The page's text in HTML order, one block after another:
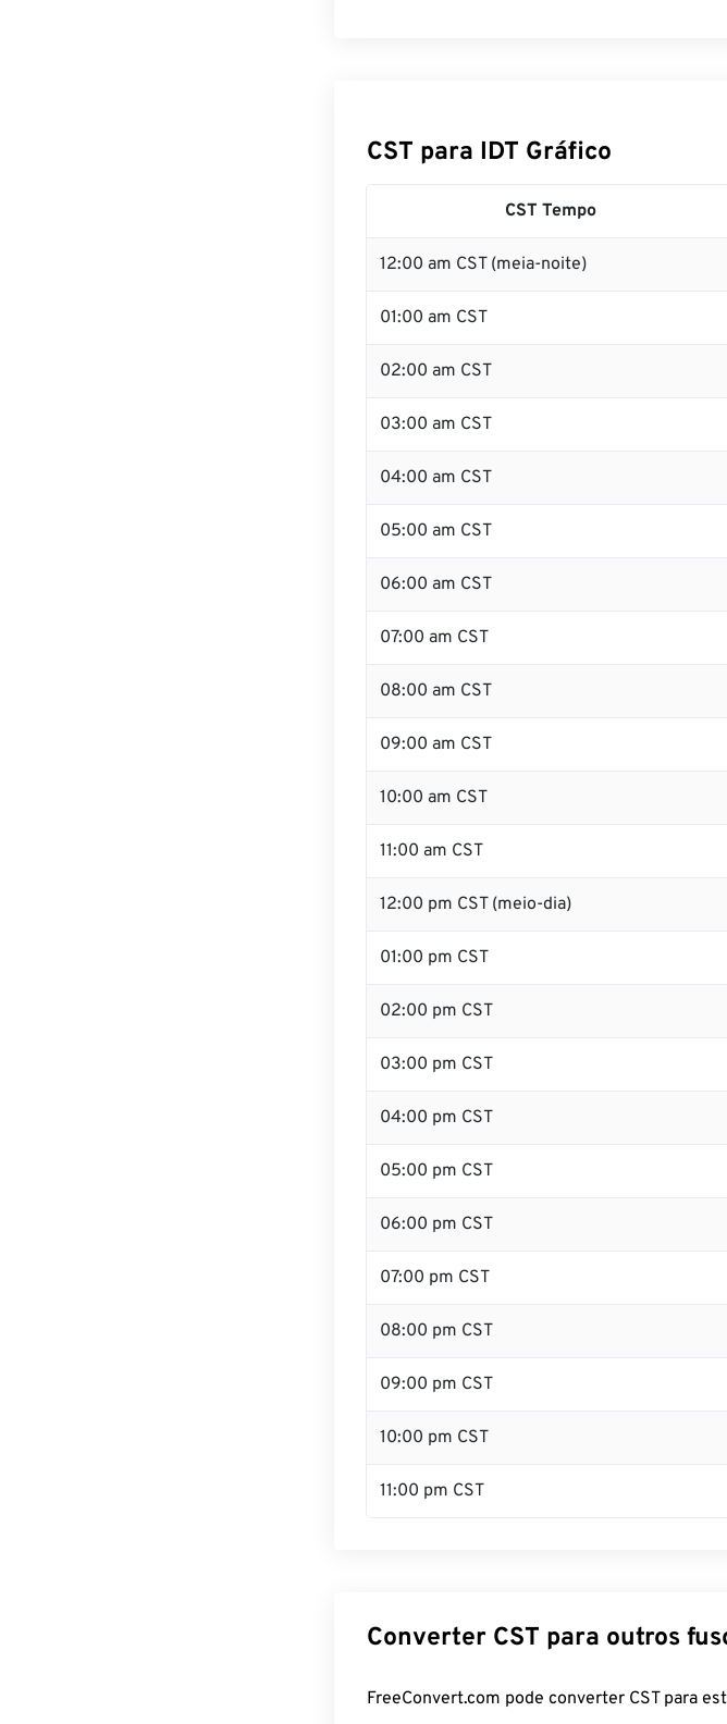
CST para IDT Gráfico
CST Tempo
12:00 am CST (meia-noite)
01:00 am CST
02:00 am CST
03:00 am CST
04:00 am CST
05:00 am CST
06:00 am CST
07:00 am CST
08:00 am CST
09:00 am CST
10:00 am CST
11:00 am CST
12:00 pm CST (meio-dia)
01:00 pm CST
02:00 pm CST
03:00 pm CST
04:00 pm CST
05:00 pm CST
06:00 pm CST
07:00 pm CST
08:00 pm CST
09:00 pm CST
10:00 pm CST
11:00 pm CST
Converter CST para outros
FreeConvert.com pode converter CST para